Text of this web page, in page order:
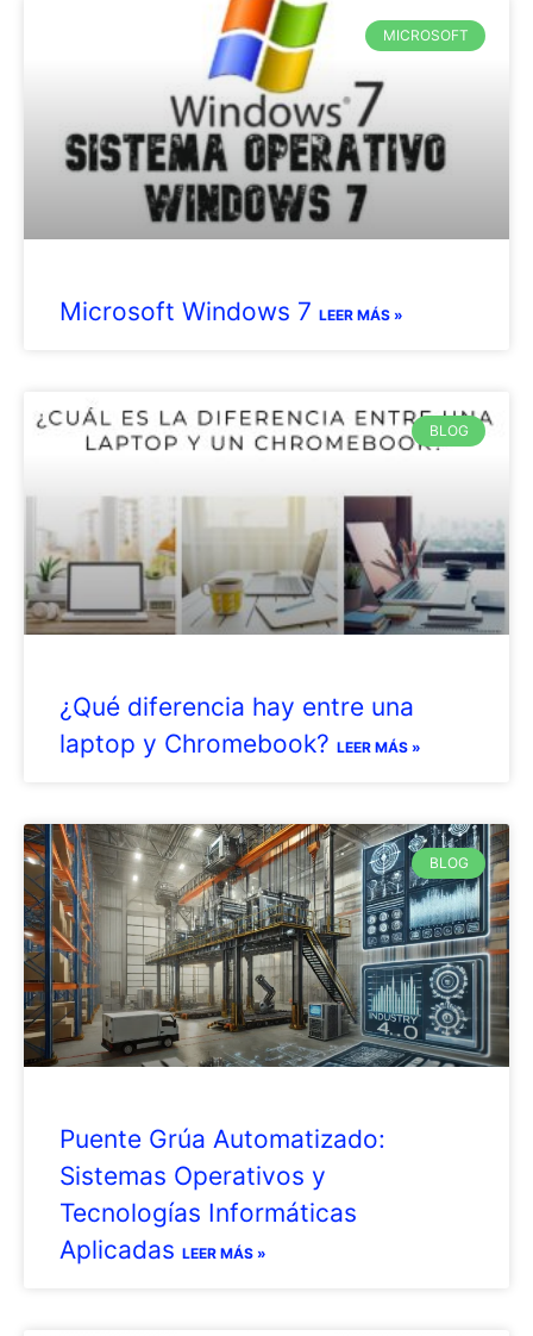
MICROSOFT
Microsoft Windows 7 LEER MÁS »
BLOG
¿Qué diferencia hay entre una
laptop y Chromebook? LEER MÁS »
BLOG
Puente Grúa Automatizado:
Sistemas Operativos y
Tecnologías Informáticas
Aplicadas LEER MÁS »